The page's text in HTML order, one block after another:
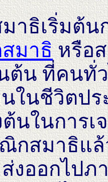
ริ่มต้นก่อ
มาธิหรือ
น ที่คนทั่
ในชีวิตป
นในการ
กสมาธิแ
งออกไปภ